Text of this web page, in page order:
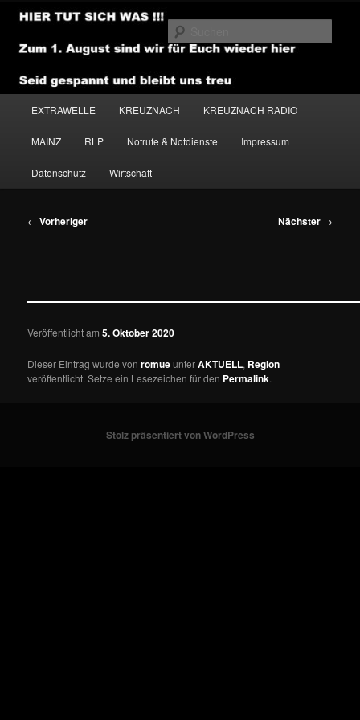
Zum
primären
Inhalt
NEWSHOUSE.MEDIA
EXTRAWELLE KREUZNACH KREUZNACH RADIO
MAINZ RLP Notrufe & Notdienste Impressum
Datenschutz Wirtschaft
Beitragsnavigation
← Vorheriger Nächster →
Veröffentlicht am5. Oktober 2020
Dieser Eintrag wurde vonromueunterAKTUELL, Region
veröffentlicht. Setze ein Lesezeichen für den Permalink.
Stolz präsentiert von WordPress